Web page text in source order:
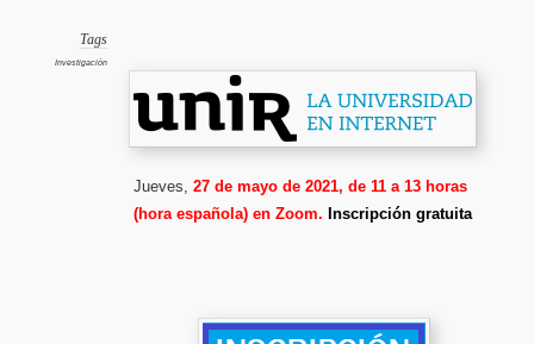
Tags
Investigación
Jueves, 27 de mayo de 2021, de 11 a 13 horas
(hora española) en Zoom. Inscripción gratuita